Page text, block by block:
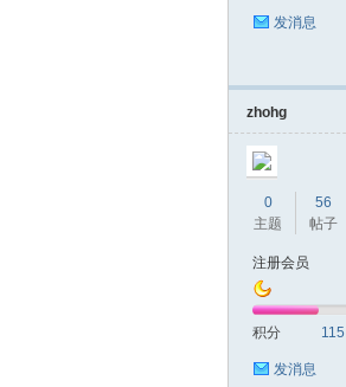
发消息
zhohg
0
主题
56
帖子
注册会员
积分 115
发消息